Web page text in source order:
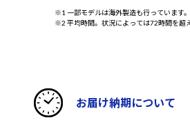
※1 一部モデルは海外製造も行っています。
※2 平均時間。状況によっては72時間を超
お届け納期について